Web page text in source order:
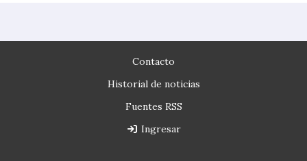
Contacto
Historial de noticias
Fuentes RSS
Ingresar